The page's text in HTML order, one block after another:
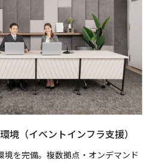
境 （イベントインフラ支援）
境を完備。複数拠点・オンデマンド